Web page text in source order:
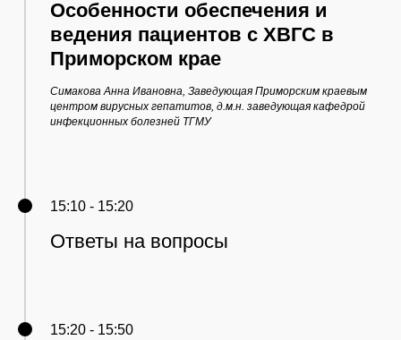
Особенности обеспечения и
ведения пациентов с ХВГС в
Приморском крае
Симакова Анна Ивановна, Заведующая Приморским краевым
центром вирусных гепатитов, д.м.н. заведующая кафедрой
инфекционных болезней ТГМУ
15:10 - 15:20
Ответы на вопросы
15:20 - 15:50